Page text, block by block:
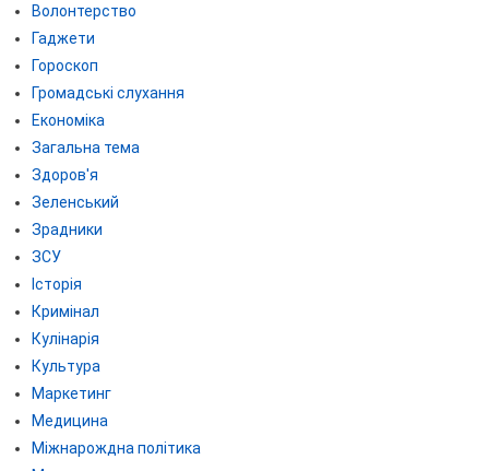
Волонтерство
Гаджети
Гороскоп
Громадські слухання
Економіка
Загальна тема
Здоров'я
Зеленський
Зрадники
ЗСУ
Історія
Кримінал
Кулінарія
Культура
Маркетинг
Медицина
Міжнарождна політика